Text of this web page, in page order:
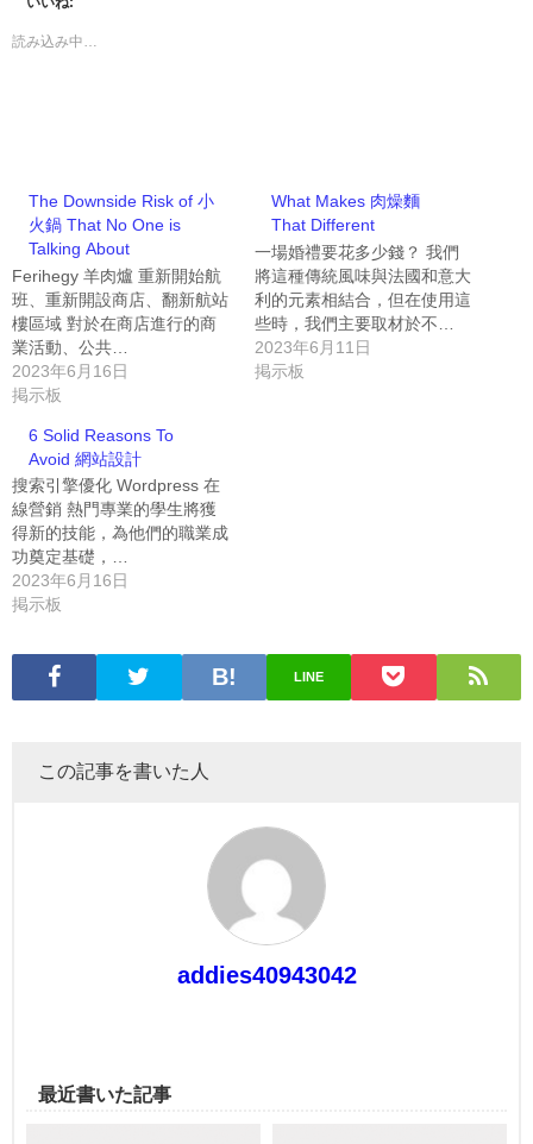
読み込み中…
The Downside Risk of 小
火鍋 That No One is
Talking About
Ferihegy 羊肉爐 重新開始航
班、重新開設商店、翻新航站
樓區域 對於在商店進行的商
業活動、公共…
2023年6月16日
掲示板
What Makes 肉燥麵
That Different
一場婚禮要花多少錢？ 我們
將這種傳統風味與法國和意大
利的元素相結合，但在使用這
些時，我們主要取材於不…
2023年6月11日
掲示板
6 Solid Reasons To
Avoid 網站設計
搜索引擎優化 Wordpress 在
線營銷 熱門專業的學生將獲
得新的技能，為他們的職業成
功奠定基礎，…
2023年6月16日
掲示板
LINE
この記事を書いた人
addies40943042
最近書いた記事